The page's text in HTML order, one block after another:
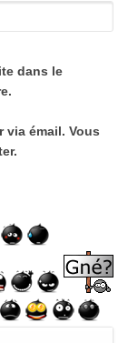
dans le
via émail. Vous